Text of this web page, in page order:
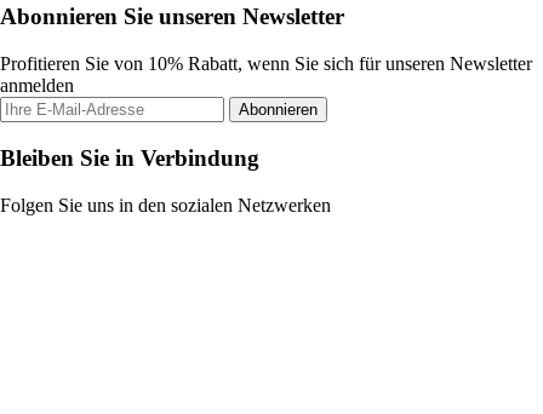
Abonnieren Sie unseren Newsletter
Profitieren Sie von 10% Rabatt, wenn Sie sich für unseren Newsletter
anmelden
Abonnieren
Bleiben Sie in Verbindung
Folgen Sie uns in den sozialen Netzwerken